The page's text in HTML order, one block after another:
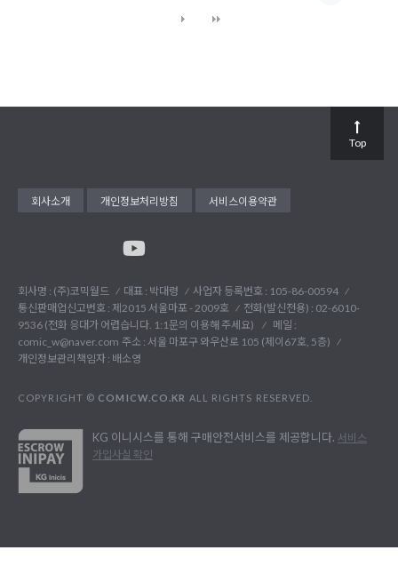
회사소개 개인정보처리방침 서비스이용약관
회사명 : (주)코믹월드 대표 : 박대령
사업자 등록번호 : 105-86-00594
통신판매업신고번호 : 제2015 서울마포 - 2009호
전화(발신전용) : 02-6010-
9536 (전화 응대가 어렵습니다. 1:1문의 이용해 주세요)
메일 :
comic_w@naver.com 주소 : 서울 마포구 와우산로 105 (제이67호, 5층)
개인정보관리책임자 : 배소영
COPYRIGHT © COMICW.CO.KR ALL RIGHTS RESERVED.
KG 이니시스를 통해 구매안전서비스를 제공합니다. 서비스
가입사실 확인
Top